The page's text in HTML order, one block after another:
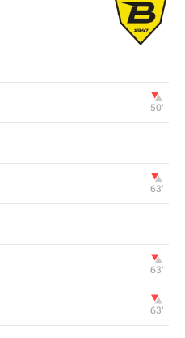
50‎’‎
63‎’‎
63‎’‎
63‎’‎